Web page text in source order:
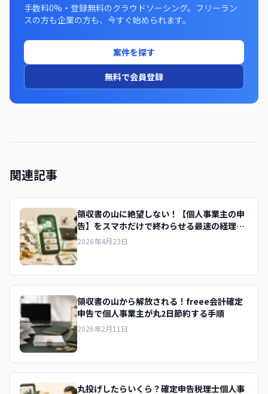
手数料0%・登録無料のクラウドソーシング。フリーラン
スの方も企業の方も、今すぐ始められます。
案件を探す
無料で会員登録
関連記事
領収書の山に絶望しない！【個人事業主の申
告】をスマホだけで終わらせる最速の経理テ
クニック
2026年4月23日
領収書の山から解放される！freee会計確定
申告で個人事業主が丸2日節約する手順
2026年2月11日
丸投げしたらいくら？確定申告税理士個人事